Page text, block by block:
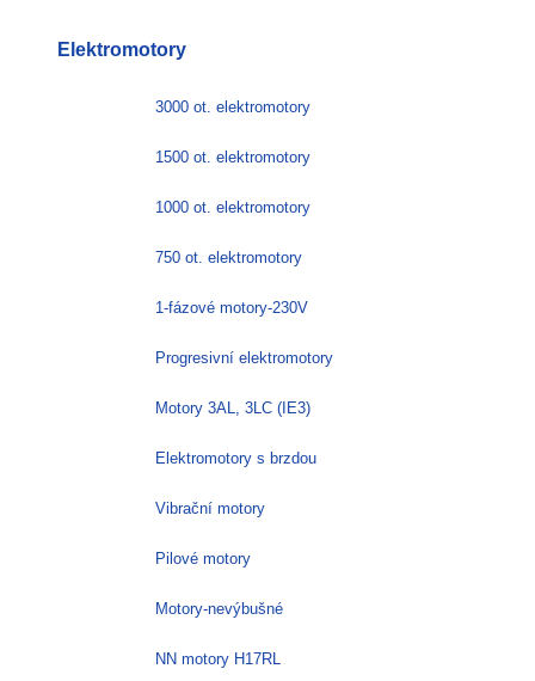
Elektromotory
3000 ot. elektromotory
1500 ot. elektromotory
1000 ot. elektromotory
750 ot. elektromotory
1-fázové motory-230V
Progresivní elektromotory
Motory 3AL, 3LC (IE3)
Elektromotory s brzdou
Vibrační motory
Pilové motory
Motory-nevýbušné
NN motory H17RL